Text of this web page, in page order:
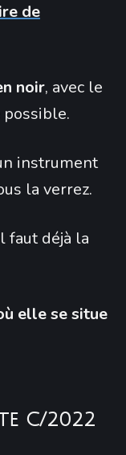
de
noir, avec le
instrument
la verrez.
faut déjà la
elle se situe
C/2022